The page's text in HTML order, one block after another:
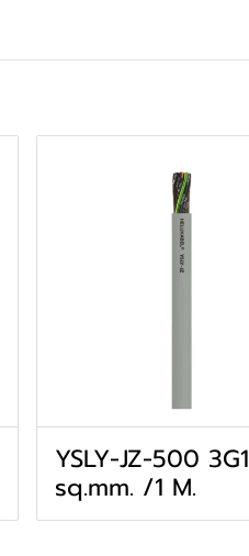
YSLY-JZ-500 3G1
sq.mm. /1 M.